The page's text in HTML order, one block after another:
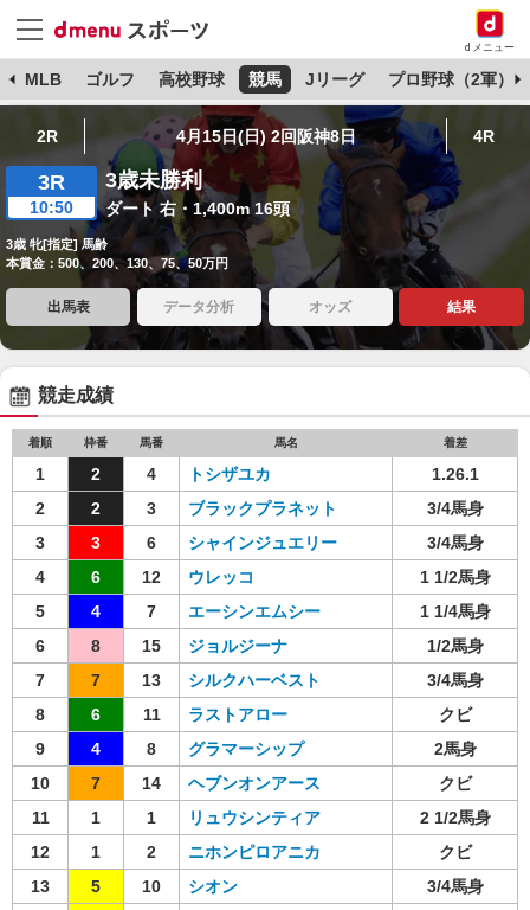
dメニュー
MLB ゴルフ 高校野球 競馬 Jリーグ プロ野球（2軍）
2R 4月15日(日) 2回阪神8日 4R
3R
10:50
3歳未勝利
ダート 右・1,400m 16頭
3歳 牝[指定] 馬齢
本賞金：500、200、130、75、50万円
出馬表 データ分析 オッズ 結果
競走成績
着順 枠番 馬番 馬名 着差
1 2 4 トシザユカ
1.26.1
2
2 3 ブラックプラネット
3/4馬身
3
3 6 シャインジュエリー
3/4馬身
4
6 12 ウレッコ
1 1/2馬身
5
4 7 エーシンエムシー
1 1/4馬身
6
8 15 ジョルジーナ
1/2馬身
7
7 13 シルクハーベスト
3/4馬身
8
6 11 ラストアロー
クビ
9
4 8 グラマーシップ
2馬身
10
7 14 ヘブンオンアース
クビ
11
1 1 リュウシンティア
2 1/2馬身
12
1 2 ニホンピロアニカ
クビ
13
5 10 シオン
3/4馬身